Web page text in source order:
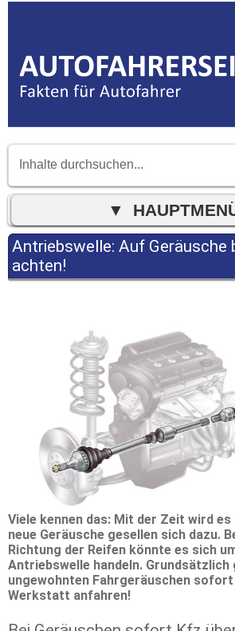
Antriebswelle: Auf Geräusche
achten!
Viele kennen das: Mit der Zeit wird
neue Geräusche gesellen sich dazu.
Richtung der Reifen könnte es sich
Antriebswelle handeln. Grundsätzlich
ungewohnten Fahrgeräuschen
Werkstatt anfahren!